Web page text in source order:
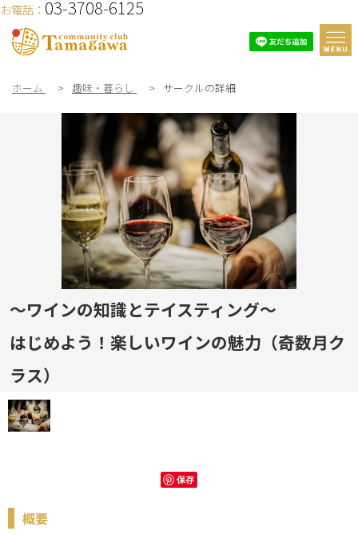
お電話： 03-3708-6125
ホーム > 趣味・暮らし > サークルの詳細
～ワインの知識とテイスティング～
はじめよう！楽しいワインの魅力（奇数月ク
ラス）
保存
概要